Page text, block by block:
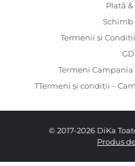
Plată
Schimb
Termenii si
Termeni
TTermeni și condiții –
© 2017-2026 DiKa
Produs